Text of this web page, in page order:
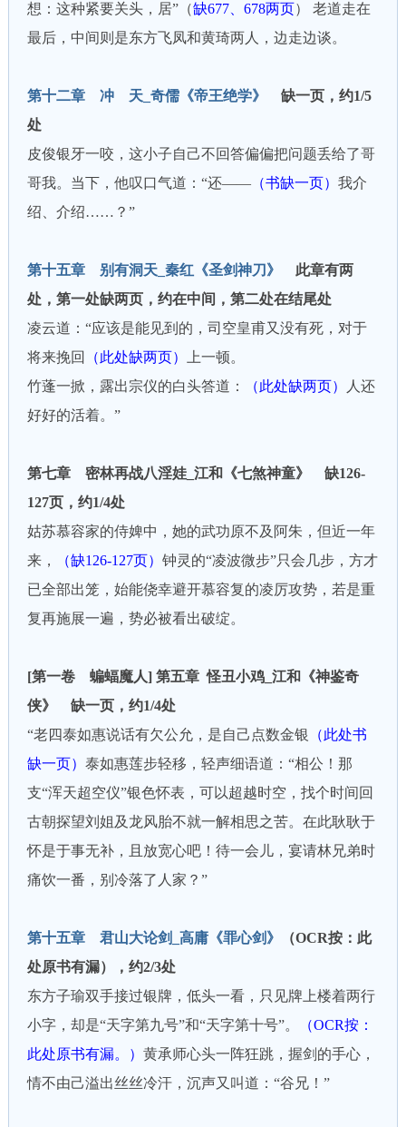
想：这种紧要关头，居”（缺677、678两页） 老道走在
最后，中间则是东方飞凤和黄琦两人，边走边谈。
第十二章 冲 天_奇儒《帝王绝学》
缺一页，约1/5
处
皮俊银牙一咬，这小子自己不回答偏偏把问题丢给了哥
哥我。当下，他叹口气道：“还——（书缺一页） 我介
绍、介绍……？”
第十五章 别有洞天_秦红《圣剑神刀》
此章有两
处，第一处缺两页，约在中间，第二处在结尾处
凌云道：“应该是能见到的，司空皇甫又没有死，对于
将来挽回
（此处缺两页）
上一顿。
竹蓬一掀，露出宗仪的白头答道：
（此处缺两页）
人还
好好的活着。”
第七章 密林再战八淫娃_江和《七煞神童》 缺126-
127页，约1/4处
姑苏慕容家的侍婢中，她的武功原不及阿朱，但近一年
来，
（缺126-127页） 钟灵的“凌波微步”只会几步，方才
已全部出笼，始能侥幸避开慕容复的凌厉攻势，若是重
复再施展一遍，势必被看出破绽。
[第一卷 蝙蝠魔人] 第五章 怪丑小鸡_江和《神鉴奇
侠》 缺一页，约1/4处
“老四泰如惠说话有欠公允，是自己点数金银
（此处书
缺一页） 泰如惠莲步轻移，轻声细语道：“相公！那
支“浑天超空仪”银色怀表，可以超越时空，找个时间回
古朝探望刘姐及龙风胎不就一解相思之苦。在此耿耿于
怀是于事无补，且放宽心吧！待一会儿，宴请林兄弟时
痛饮一番，别冷落了人家？”
第十五章 君山大论剑_高庸《罪心剑》
（OCR按：此
处原书有漏），约2/3处
东方子瑜双手接过银牌，低头一看，只见牌上楼着两行
小字，却是“天字第九号”和“天字第十号”。
（OCR按：
此处原书有漏。） 黄承师心头一阵狂跳，握剑的手心，
情不由己溢出丝丝冷汗，沉声又叫道：“谷兄！”